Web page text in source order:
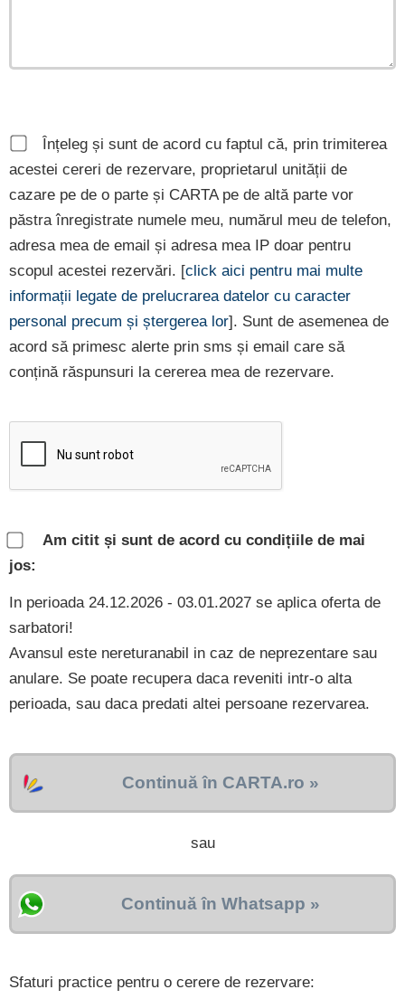
Înțeleg și sunt de acord cu faptul că, prin trimiterea
acestei cereri de rezervare, proprietarul unității de
cazare pe de o parte și CARTA pe de altă parte vor
păstra înregistrate numele meu, numărul meu de telefon,
adresa mea de email și adresa mea IP doar pentru
scopul acestei rezervări. [click aici pentru mai multe
informații legate de prelucrarea datelor cu caracter
personal precum și ștergerea lor]. Sunt de asemenea de
acord să primesc alerte prin sms și email care să
conțină răspunsuri la cererea mea de rezervare.
Am citit și sunt de acord cu condițiile de mai
jos:
In perioada 24.12.2026 - 03.01.2027 se aplica oferta de
sarbatori!
Avansul este nereturanabil in caz de neprezentare sau
anulare. Se poate recupera daca reveniti intr-o alta
perioada, sau daca predati altei persoane rezervarea.
Continuă în CARTA.ro »
sau
Continuă în Whatsapp »
Sfaturi practice pentru o cerere de rezervare: